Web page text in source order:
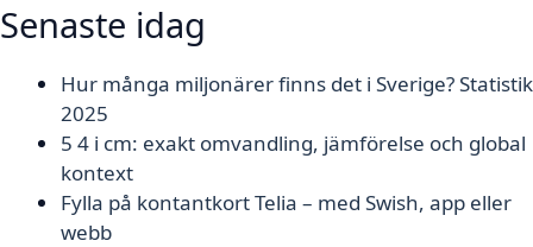
Senaste idag
Hur många miljonärer finns det i Sverige? Statistik
2025
5 4 i cm: exakt omvandling, jämförelse och global
kontext
Fylla på kontantkort Telia – med Swish, app eller
webb